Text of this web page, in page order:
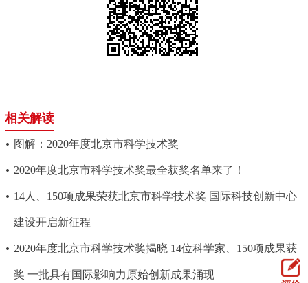
相关解读
图解：2020年度北京市科学技术奖
2020年度北京市科学技术奖最全获奖名单来了！
14人、150项成果荣获北京市科学技术奖 国际科技创新中心
建设开启新征程
2020年度北京市科学技术奖揭晓 14位科学家、150项成果获
奖 一批具有国际影响力原始创新成果涌现